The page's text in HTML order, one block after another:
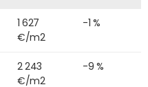
1 627
€/m2
-1 %
2 243
€/m2
-9 %